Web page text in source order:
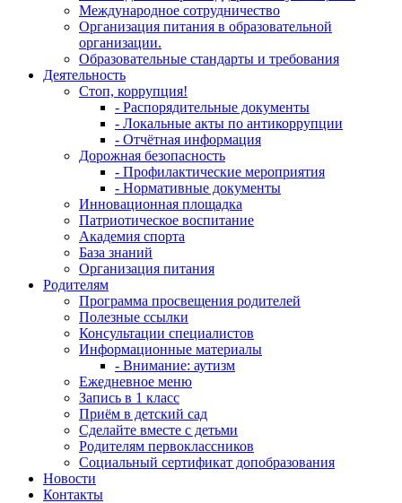
Международное сотрудничество
Организация питания в образовательной
организации.
Образовательные стандарты и требования
Деятельность
Стоп, коррупция!
- Распорядительные документы
- Локальные акты по антикоррупции
- Отчётная информация
Дорожная безопасность
- Профилактические мероприятия
- Нормативные документы
Инновационная площадка
Патриотическое воспитание
Академия спорта
База знаний
Организация питания
Родителям
Программа просвещения родителей
Полезные ссылки
Консультации специалистов
Информационные материалы
- Внимание: аутизм
Ежедневное меню
Запись в 1 класс
Приём в детский сад
Сделайте вместе с детьми
Родителям первоклассников
Социальный сертификат допобразования
Новости
Контакты